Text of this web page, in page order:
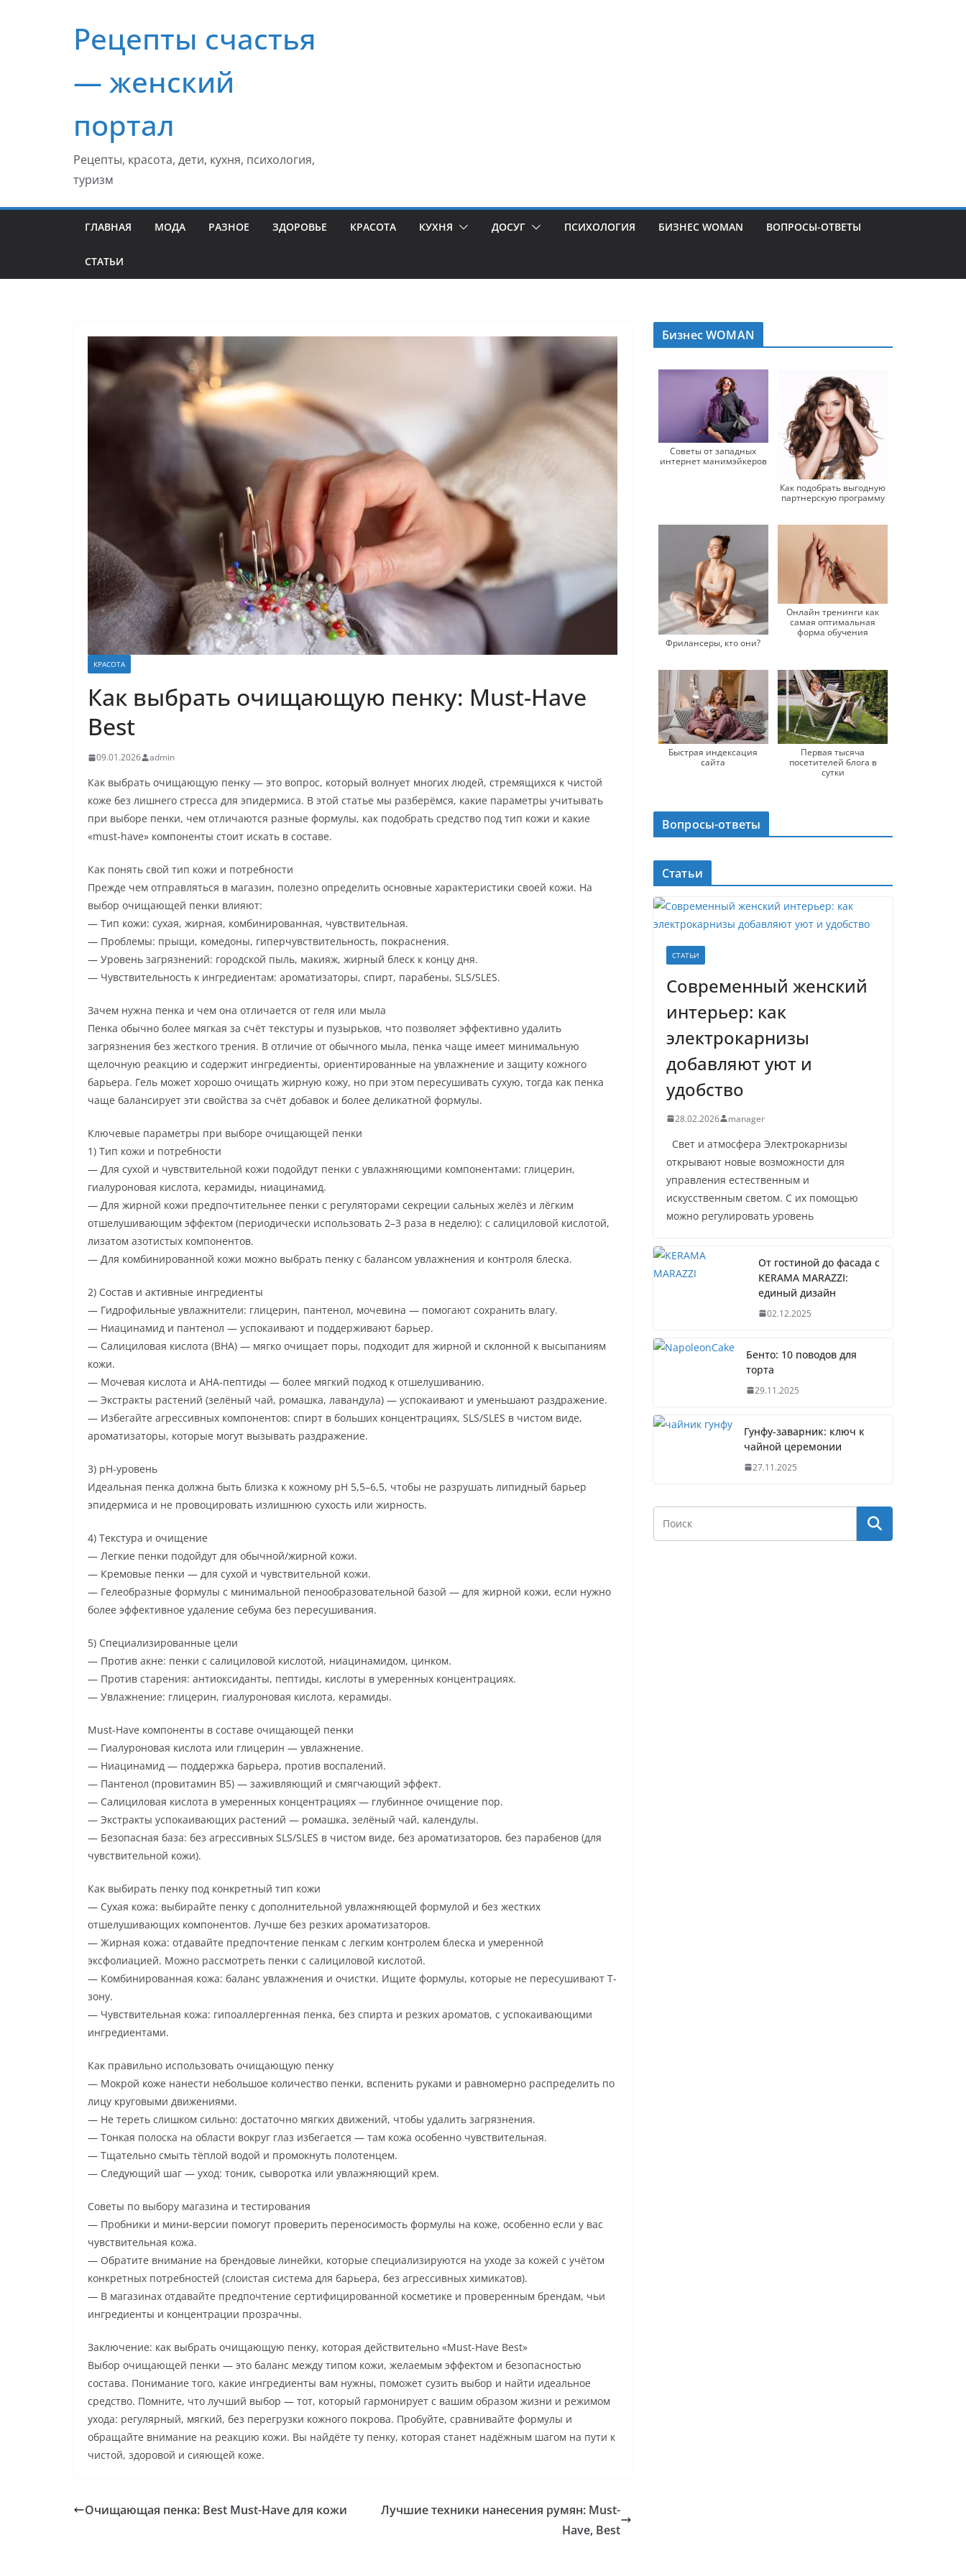
содержимомуРецепты счастья
— женский
портал
Рецепты, красота, дети, кухня, психология,
туризм
ГЛАВНАЯ МОДА РАЗНОЕ ЗДОРОВЬЕ КРАСОТА КУХНЯ ДОСУГ ПСИХОЛОГИЯ БИЗНЕС WOMAN ВОПРОСЫ-ОТВЕТЫ
СТАТЬИ
КРАСОТА
Как выбрать очищающую пенку: Must-Have
Best
09.01.2026 admin
Как выбрать очищающую пенку — это вопрос, который волнует многих людей, стремящихся к чистой
коже без лишнего стресса для эпидермиса. В этой статье мы разберёмся, какие параметры учитывать
при выборе пенки, чем отличаются разные формулы, как подобрать средство под тип кожи и какие
«must-have» компоненты стоит искать в составе.
Как понять свой тип кожи и потребности
Прежде чем отправляться в магазин, полезно определить основные характеристики своей кожи. На
выбор очищающей пенки влияют:
— Тип кожи: сухая, жирная, комбинированная, чувствительная.
— Проблемы: прыщи, комедоны, гиперчувствительность, покраснения.
— Уровень загрязнений: городской пыль, макияж, жирный блеск к концу дня.
— Чувствительность к ингредиентам: ароматизаторы, спирт, парабены, SLS/SLES.
Зачем нужна пенка и чем она отличается от геля или мыла
Пенка обычно более мягкая за счёт текстуры и пузырьков, что позволяет эффективно удалить
загрязнения без жесткого трения. В отличие от обычного мыла, пенка чаще имеет минимальную
щелочную реакцию и содержит ингредиенты, ориентированные на увлажнение и защиту кожного
барьера. Гель может хорошо очищать жирную кожу, но при этом пересушивать сухую, тогда как пенка
чаще балансирует эти свойства за счёт добавок и более деликатной формулы.
Ключевые параметры при выборе очищающей пенки
1) Тип кожи и потребности
— Для сухой и чувствительной кожи подойдут пенки с увлажняющими компонентами: глицерин,
гиалуроновая кислота, керамиды, ниацинамид.
— Для жирной кожи предпочтительнее пенки с регуляторами секреции сальных желёз и лёгким
отшелушивающим эффектом (периодически использовать 2–3 раза в неделю): с салициловой кислотой,
лизатом азотистых компонентов.
— Для комбинированной кожи можно выбрать пенку с балансом увлажнения и контроля блеска.
2) Состав и активные ингредиенты
— Гидрофильные увлажнители: глицерин, пантенол, мочевина — помогают сохранить влагу.
— Ниацинамид и пантенол — успокаивают и поддерживают барьер.
— Салициловая кислота (BHA) — мягко очищает поры, подходит для жирной и склонной к высыпаниям
кожи.
— Мочевая кислота и АНА-пептиды — более мягкий подход к отшелушиванию.
— Экстракты растений (зелёный чай, ромашка, лавандула) — успокаивают и уменьшают раздражение.
— Избегайте агрессивных компонентов: спирт в больших концентрациях, SLS/SLES в чистом виде,
ароматизаторы, которые могут вызывать раздражение.
3) pH-уровень
Идеальная пенка должна быть близка к кожному pH 5,5–6,5, чтобы не разрушать липидный барьер
эпидермиса и не провоцировать излишнюю сухость или жирность.
4) Текстура и очищение
— Легкие пенки подойдут для обычной/жирной кожи.
— Кремовые пенки — для сухой и чувствительной кожи.
— Гелеобразные формулы с минимальной пенообразовательной базой — для жирной кожи, если нужно
более эффективное удаление себума без пересушивания.
5) Специализированные цели
— Против акне: пенки с салициловой кислотой, ниацинамидом, цинком.
— Против старения: антиоксиданты, пептиды, кислоты в умеренных концентрациях.
— Увлажнение: глицерин, гиалуроновая кислота, керамиды.
Must-Have компоненты в составе очищающей пенки
— Гиалуроновая кислота или глицерин — увлажнение.
— Ниацинамид — поддержка барьера, против воспалений.
— Пантенол (провитамин B5) — заживляющий и смягчающий эффект.
— Салициловая кислота в умеренных концентрациях — глубинное очищение пор.
— Экстракты успокаивающих растений — ромашка, зелёный чай, календулы.
— Безопасная база: без агрессивных SLS/SLES в чистом виде, без ароматизаторов, без парабенов (для
чувствительной кожи).
Как выбирать пенку под конкретный тип кожи
— Сухая кожа: выбирайте пенку с дополнительной увлажняющей формулой и без жестких
отшелушивающих компонентов. Лучше без резких ароматизаторов.
— Жирная кожа: отдавайте предпочтение пенкам с легким контролем блеска и умеренной
эксфолиацией. Можно рассмотреть пенки с салициловой кислотой.
— Комбинированная кожа: баланс увлажнения и очистки. Ищите формулы, которые не пересушивают Т-
зону.
— Чувствительная кожа: гипоаллергенная пенка, без спирта и резких ароматов, с успокаивающими
ингредиентами.
Как правильно использовать очищающую пенку
— Мокрой коже нанести небольшое количество пенки, вспенить руками и равномерно распределить по
лицу круговыми движениями.
— Не тереть слишком сильно: достаточно мягких движений, чтобы удалить загрязнения.
— Тонкая полоска на области вокруг глаз избегается — там кожа особенно чувствительная.
— Тщательно смыть тёплой водой и промокнуть полотенцем.
— Следующий шаг — уход: тоник, сыворотка или увлажняющий крем.
Советы по выбору магазина и тестирования
— Пробники и мини-версии помогут проверить переносимость формулы на коже, особенно если у вас
чувствительная кожа.
— Обратите внимание на брендовые линейки, которые специализируются на уходе за кожей с учётом
конкретных потребностей (слоистая система для барьера, без агрессивных химикатов).
— В магазинах отдавайте предпочтение сертифицированной косметике и проверенным брендам, чьи
ингредиенты и концентрации прозрачны.
Заключение: как выбрать очищающую пенку, которая действительно «Must-Have Best»
Выбор очищающей пенки — это баланс между типом кожи, желаемым эффектом и безопасностью
состава. Понимание того, какие ингредиенты вам нужны, поможет сузить выбор и найти идеальное
средство. Помните, что лучший выбор — тот, который гармонирует с вашим образом жизни и режимом
ухода: регулярный, мягкий, без перегрузки кожного покрова. Пробуйте, сравнивайте формулы и
обращайте внимание на реакцию кожи. Вы найдёте ту пенку, которая станет надёжным шагом на пути к
чистой, здоровой и сияющей коже.
Очищающая пенка: Best Must-Have для кожи
Лучшие техники нанесения румян: Must-
Have, Best
Бизнес WOMAN
Советы от западных
интернет манимэйкеров
Как подобрать выгодную
партнерскую программу
Фрилансеры, кто они?
Онлайн тренинги как
самая оптимальная
форма обучения
Быстрая индексация
сайта
Первая тысяча
посетителей блога в
сутки
Вопросы-ответы
Статьи
СТАТЬИ
Современный женский
интерьер: как
электрокарнизы
добавляют уют и
удобство
28.02.2026 manager
Свет и атмосфера Электрокарнизы
открывают новые возможности для
управления естественным и
искусственным светом. С их помощью
можно регулировать уровень
От гостиной до фасада с
KERAMA MARAZZI:
единый дизайн
02.12.2025
Бенто: 10 поводов для
торта
29.11.2025
Гунфу-заварник: ключ к
чайной церемонии
27.11.2025